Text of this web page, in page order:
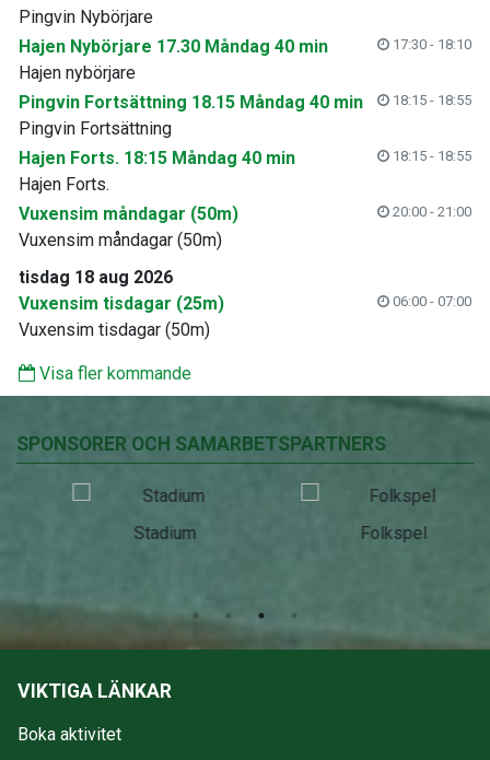
Pingvin Nybörjare
Hajen Nybörjare 17.30 Måndag 40 min
17:30 - 18:10
Hajen nybörjare
Pingvin Fortsättning 18.15 Måndag 40 min
18:15 - 18:55
Pingvin Fortsättning
Hajen Forts. 18:15 Måndag 40 min
18:15 - 18:55
Hajen Forts.
Vuxensim måndagar (50m)
20:00 - 21:00
Vuxensim måndagar (50m)
tisdag 18 aug 2026
Vuxensim tisdagar (25m)
06:00 - 07:00
Vuxensim tisdagar (50m)
Visa fler kommande
SPONSORER OCH SAMARBETSPARTNERS
Stadium Folkspel
VIKTIGA LÄNKAR
Boka aktivitet